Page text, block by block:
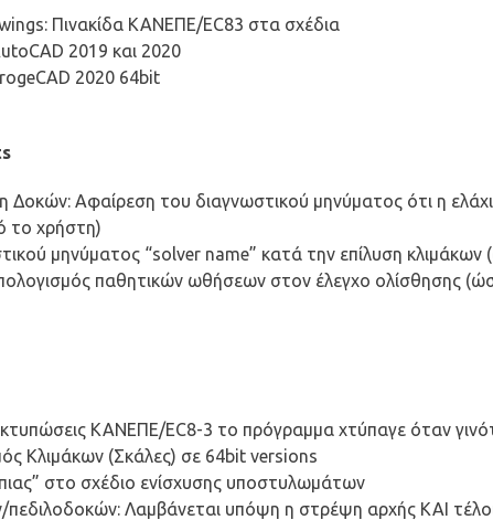
Πινακίδα KANEΠE/EC83 στα σχέδια
2019 και 2020
2020 64bit
Δοκών: Αφαίρεση του διαγνωστικού μηνύματος ότι η
το χρήστη)
μηνύματος “solver name” κατά την επίλυση κλιμάκων
παθητικών ωθήσεων στον έλεγχο ολίσθησης
KANEΠE/EC8-3 το πρόγραμμα χτύπαγε όταν
Κλιμάκων (Σκάλες) σε 64bit versions
στο σχέδιο ενίσχυσης υποστυλωμάτων
Λαμβάνεται υπόψη η στρέψη αρχής ΚΑΙ